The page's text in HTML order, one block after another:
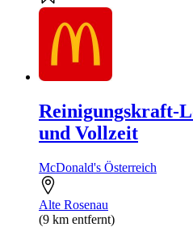
Reinigungskraft-
und Vollzeit
McDonald's Österreich
Alte Rosenau
(9 km entfernt)